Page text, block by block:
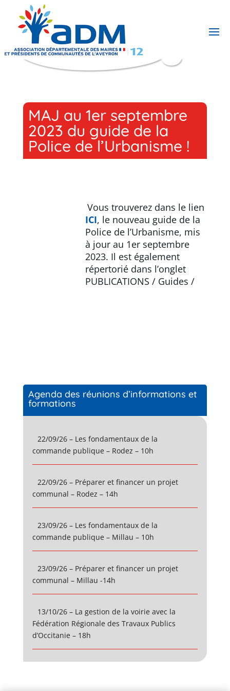
MAJ au 1er septembre
2023 du guide de la
Police de l’Urbanisme !
Vous trouverez dans le lien
ICI, le nouveau guide de la
Police de l’Urbanisme, mis
à jour au 1er septembre
2023. Il est également
répertorié dans l’onglet
PUBLICATIONS / Guides /
Agenda des réunions d’informations et
formations
22/09/26 – Les fondamentaux de la
commande publique – Rodez – 10h
22/09/26 – Préparer et financer un projet
communal – Rodez – 14h
23/09/26 – Les fondamentaux de la
commande publique – Millau – 10h
23/09/26 – Préparer et financer un projet
communal – Millau -14h
13/10/26 – La gestion de la voirie avec la
Fédération Régionale des Travaux Publics
d’Occitanie – 18h